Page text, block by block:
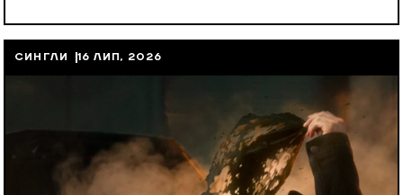
СИНГЛИ 16 ЛИП, 2026